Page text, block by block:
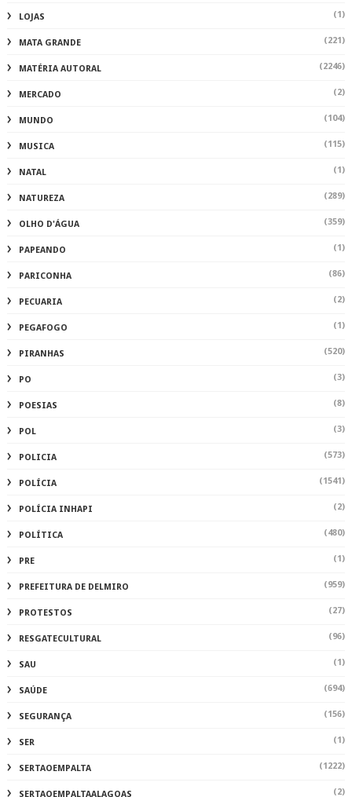
LOJAS (1)
MATA GRANDE (221)
MATÉRIA AUTORAL (2246)
MERCADO (2)
MUNDO (104)
MUSICA (115)
NATAL (1)
NATUREZA (289)
OLHO D'ÁGUA (359)
PAPEANDO (1)
PARICONHA (86)
PECUARIA (2)
PEGAFOGO (1)
PIRANHAS (520)
PO (3)
POESIAS (8)
POL (3)
POLICIA (573)
POLÍCIA (1541)
POLÍCIA INHAPI (2)
POLÍTICA (480)
PRE (1)
PREFEITURA DE DELMIRO (959)
PROTESTOS (27)
RESGATECULTURAL (96)
SAU (1)
SAÚDE (694)
SEGURANÇA (156)
SER (1)
SERTAOEMPALTA (1222)
SERTAOEMPALTAALAGOAS (2)